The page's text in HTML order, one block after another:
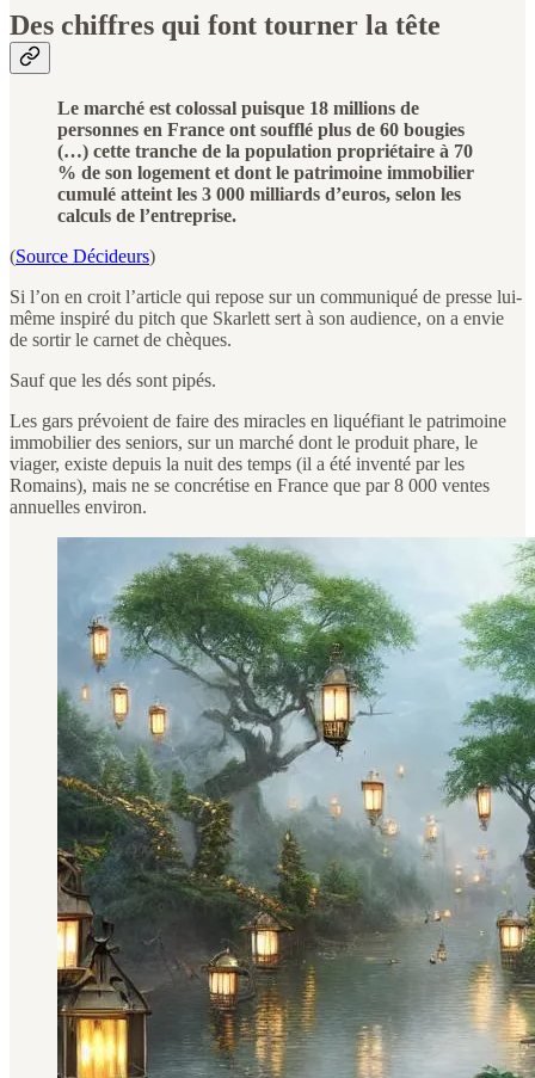
Des chiffres qui font tourner la tête
Le marché est colossal puisque 18 millions de
personnes en France ont soufflé plus de 60 bougies
(…) cette tranche de la population propriétaire à 70
% de son logement et dont le patrimoine immobilier
cumulé atteint les 3 000 milliards d’euros, selon les
calculs de l’entreprise.
(Source Décideurs)
Si l’on en croit l’article qui repose sur un communiqué de presse lui-
même inspiré du pitch que Skarlett sert à son audience, on a envie
de sortir le carnet de chèques.
Sauf que les dés sont pipés.
Les gars prévoient de faire des miracles en liquéfiant le patrimoine
immobilier des seniors, sur un marché dont le produit phare, le
viager, existe depuis la nuit des temps (il a été inventé par les
Romains), mais ne se concrétise en France que par 8 000 ventes
annuelles environ.